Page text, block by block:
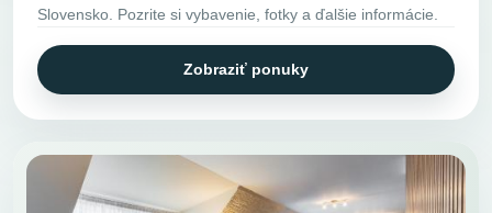
Slovensko. Pozrite si vybavenie, fotky a ďalšie informácie.
Zobraziť ponuky